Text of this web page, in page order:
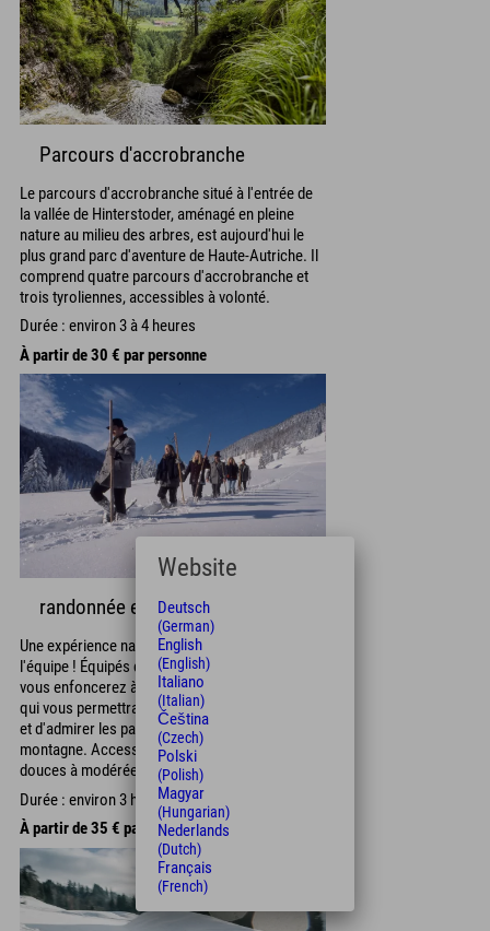
Parcours d'accrobranche
Le parcours d'accrobranche situé à l'entrée de
la vallée de Hinterstoder, aménagé en pleine
nature au milieu des arbres, est aujourd'hui le
plus grand parc d'aventure de Haute-Autriche. Il
comprend quatre parcours d'accrobranche et
trois tyroliennes, accessibles à volonté.
Durée : environ 3 à 4 heures
À partir de 30 € par personne
randonnée en raquettes
Une expérience nature exceptionnelle pour toute
l'équipe ! Équipés de raquettes larges, vous
vous enfoncerez à peine dans la neige vierge, ce
qui vous permettra de sortir des sentiers battus
et d'admirer les paysages hivernaux de
montagne. Accessible à tous, sur des pentes
douces à modérées !
Durée : environ 3 heures
À partir de 35 € par personne
Website
Deutsch
(German)
English
(English)
Italiano
(Italian)
Čeština
(Czech)
Polski
(Polish)
Magyar
(Hungarian)
Nederlands
(Dutch)
Français
(French)